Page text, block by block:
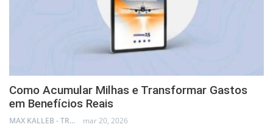
Como Acumular Milhas e Transformar Gastos
em Benefícios Reais
MAX KALLEB - TRADER mar 20, 2026